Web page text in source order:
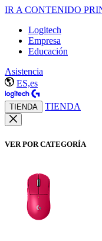
IR A CONTENIDO
Logitech
Empresa
Educación
Asistencia
ES,es
TIENDA TIENDA
VER POR CATEGORÍA